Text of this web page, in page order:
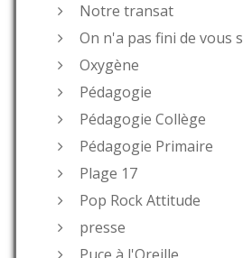
Notre transat
On n'a pas fini de vous
Oxygène
Pédagogie
Pédagogie Collège
Pédagogie Primaire
Plage 17
Pop Rock Attitude
presse